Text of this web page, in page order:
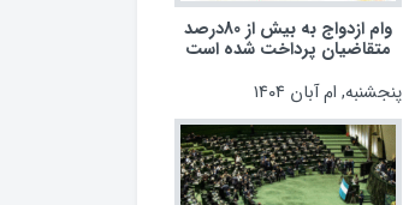
وام ازدواج به بیش از 80درصد
متقاضیان پرداخت شده است
پنجشنبه, ام آبان ۱۴۰۴